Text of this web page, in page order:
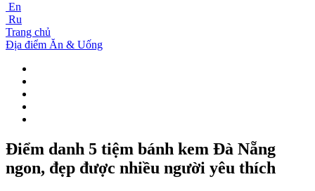
En
Ru
Trang chủ
Địa điểm Ăn & Uống
Điểm danh 5 tiệm bánh kem Đà Nẵng
ngon, đẹp được nhiều người yêu thích